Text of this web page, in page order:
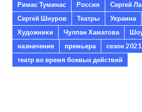
Римас Туминас
Россия
Сергей
Сергей Шнуров
Театры Украина
Художники
Чулпан Хаматова
назначение
премьера сезон
театр во время боевых действий